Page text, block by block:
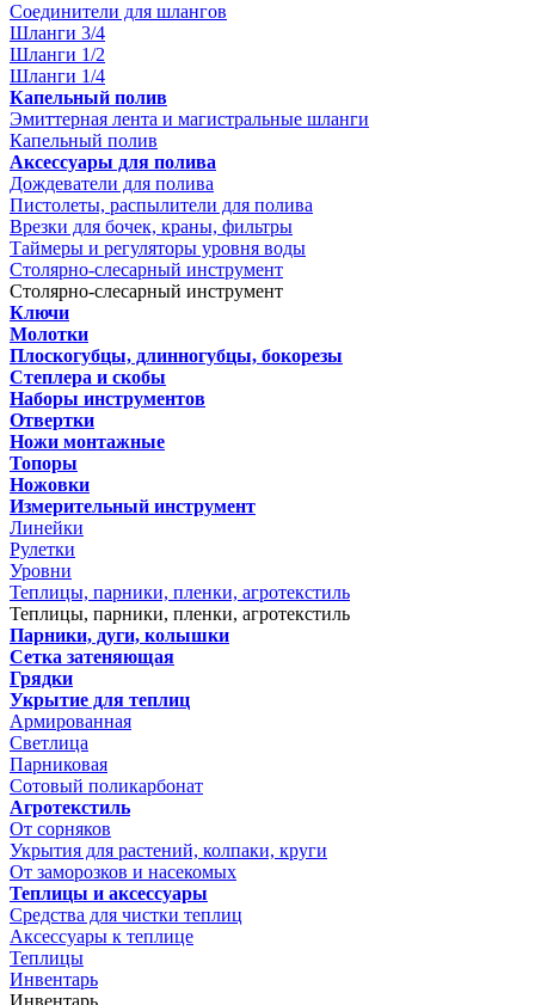
Соединители для шлангов
Шланги 3/4
Шланги 1/2
Шланги 1/4
Капельный полив
Эмиттерная лента и магистральные шланги
Капельный полив
Аксессуары для полива
Дождеватели для полива
Пистолеты, распылители для полива
Врезки для бочек, краны, фильтры
Таймеры и регуляторы уровня воды
Столярно-слесарный инструмент
Столярно-слесарный инструмент
Ключи
Молотки
Плоскогубцы, длинногубцы, бокорезы
Степлера и скобы
Наборы инструментов
Отвертки
Ножи монтажные
Топоры
Ножовки
Измерительный инструмент
Линейки
Рулетки
Уровни
Теплицы, парники, пленки, агротекстиль
Теплицы, парники, пленки, агротекстиль
Парники, дуги, колышки
Сетка затеняющая
Грядки
Укрытие для теплиц
Армированная
Светлица
Парниковая
Сотовый поликарбонат
Агротекстиль
От сорняков
Укрытия для растений, колпаки, круги
От заморозков и насекомых
Теплицы и аксессуары
Средства для чистки теплиц
Аксессуары к теплице
Теплицы
Инвентарь
Инвентарь